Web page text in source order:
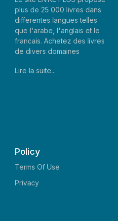
plus de 25 000 livres dans
differentes langues telles
que l'arabe, l'anglais et le
francais. Achetez des livres
de divers domaines
Lire la suite..
Policy
Terms Of Use
Privacy